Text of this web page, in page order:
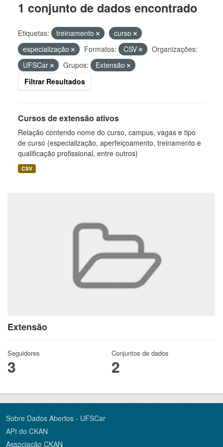
Extensão
Seguidores
3
Conjuntos de dados
2
1 conjunto de dados encontrado
Etiquetas: treinamento
curso
especialização
Formatos: CSV
Organizações:
UFSCar
Grupos:
Extensão
Filtrar Resultados
Cursos de extensão ativos
Relação contendo nome do curso, campus, vagas e tipo
de curso (especialização, aperfeiçoamento, treinamento e
qualificação profissional, entre outros)
CSV
Sobre Dados Abertos - UFSCar
API do CKAN
Associação CKAN